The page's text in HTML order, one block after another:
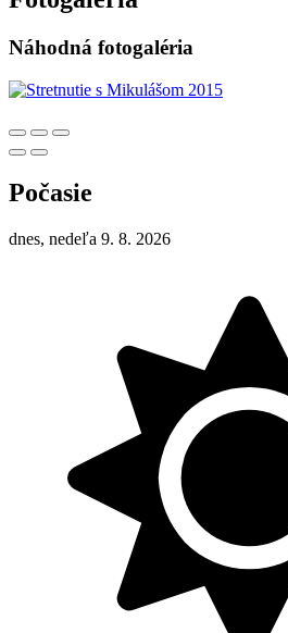
Náhodná fotogaléria
Počasie
dnes, nedeľa 9. 8. 2026